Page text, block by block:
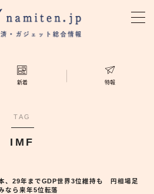
新着 特報
TAG
IMF
、29年までGDP世界3位維持も 円相場足
なら来年5位転落